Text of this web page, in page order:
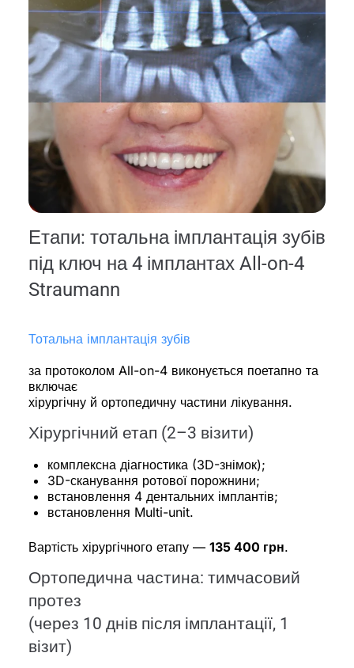
Етапи: тотальна імплантація зубів
під ключ на 4 імплантах All-on-4
Straumann
Тотальна імплантація зубів
за протоколом All-on-4 виконується поетапно та
включає
хірургічну й ортопедичну частини лікування.
Хірургічний етап (2–3 візити)
комплексна діагностика (3D-знімок);
3D-сканування ротової порожнини;
встановлення 4 дентальних імплантів;
встановлення Multi-unit.
Вартість хірургічного етапу — 135 400 грн.
Ортопедична частина: тимчасовий
протез
(через 10 днів після імплантації, 1
візит)